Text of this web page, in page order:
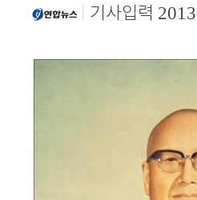
기사입력